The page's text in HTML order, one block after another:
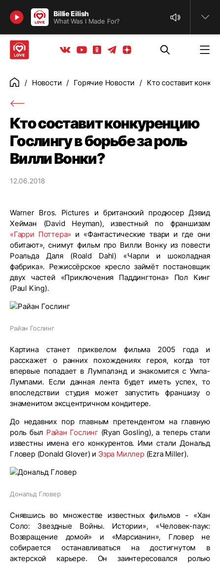
Billie Eilish
What Was I Made For?
Найти
Вконтакте
YoutubeОдноклассники
ТелеграмЯндекс дзен
ГлавнаяНовости Горячие Новости Кто составит
Кто составит конкуренцию
Гослингу в борьбе за роль
Вилли Вонки?
12.06.2018
Warner Bros. Pictures и британский продюсер Дэвид
Хейман (David Heyman), известный по франшизам
«Гарри Поттера» и «Фантастические твари и где они
обитают», снимут фильм про Вилли Вонку из повести
Роальда Даля (Roald Dahl) «Чарли и шоколадная
фабрика». Режиссёрское кресло займёт постановщик
двух частей «Приключения Паддингтона» Пол Кинг
(Paul King).
Райан Гослинг
Картина станет приквелом фильма 2005 года и
расскажет о ранних похождениях героя, когда тот
впервые попадает в Лумпалэнд и знакомится с Умпа-
Лумпами. Если данная лента будет иметь успех, то
впоследствии студия может запустить франшизу о
знаменитом эксцентричном кондитере.
До недавних пор главным претендентом на главную
роль был Райан Гослинг (Ryan Gosling), а теперь стали
известны имена его конкурентов. Ими стали Дональд
Гловер (Donald Glover) и Эзра Миллер(Ezra Miller).
Дональд Гловер
Снявшись во множестве известных фильмов - «Хан
Соло: Звездные Войны. Истории», «Человек-паук:
Возвращение домой» и «Марсианин», Гловер не
собирается останавливаться на достигнутом в
актерской карьере. Он заинтересовался ролью